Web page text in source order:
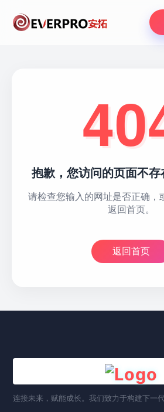
抱歉，您访问的页面不
请检查您输入的网址是否正确，
返回首页。
返回首页
连接未来，赋能成长。我们致力于构建下一